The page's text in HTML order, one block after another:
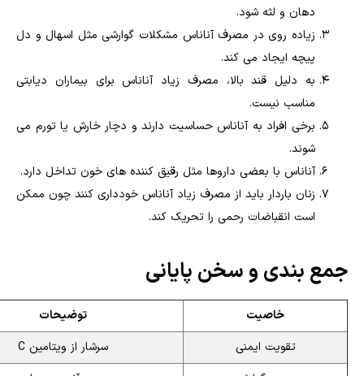
دهان و لثه شود.
زیاده روی در مصرف آناناس مشکلات گوارشی مثل اسهال و دل
پیچه ایجاد می کند.
به دلیل قند بالا، مصرف زیاد آناناس برای بیماران دیابتی
مناسب نیست.
برخی افراد به آناناس حساسیت دارند و دچار خارش یا تورم می
شوند.
آناناس با بعضی داروها مثل رقیق کننده های خون تداخل دارد.
زنان باردار باید از مصرف زیاد آناناس خودداری کنند چون ممکن
است انقباضات رحمی را تحریک کند.
جمع بندی و سخن پایانی
خاصیت
توضیحات
تقویت ایمنی
سرشار از ویتامین C